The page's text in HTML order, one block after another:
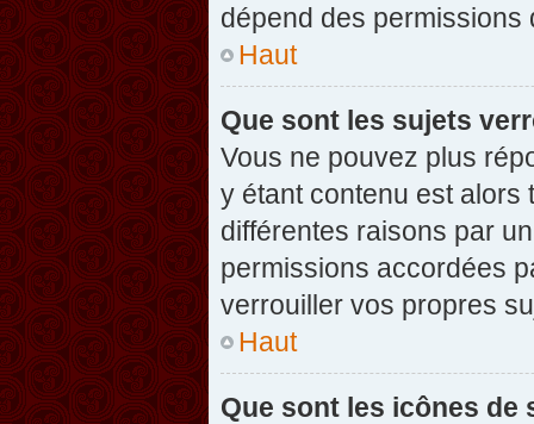
dépend des permissions
Haut
Que sont les sujets
Vous ne pouvez plus
y étant contenu est alors
différentes raisons par
permissions accordées
verrouiller vos propres
Haut
Que sont les icônes de